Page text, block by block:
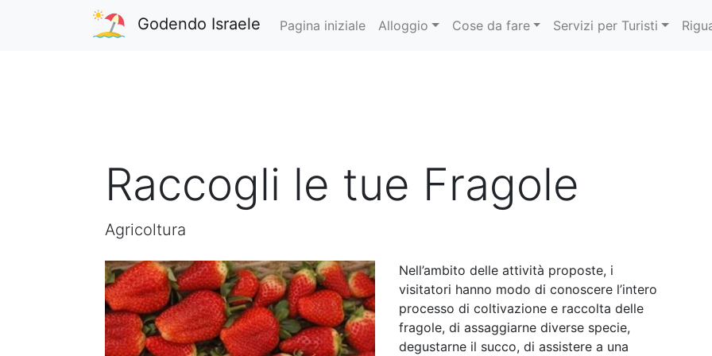
Godendo Israele Pagina iniziale Alloggio Cose da fare Servizi per Turisti
Raccogli le tue Fragole
Agricoltura
Nell’ambito delle attività proposte, i
visitatori hanno modo di conoscere l’intero
processo di coltivazione e raccolta delle
fragole, di assaggiarne diverse specie,
degustarne il succo, di assistere a una